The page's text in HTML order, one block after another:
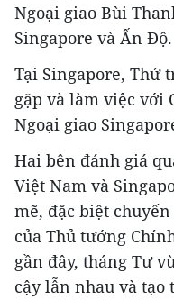
Ngoại giao Bùi
Singapore và Ấn Độ.
Tại Singapore, Thứ
gặp và làm việc với
Ngoại giao
Hai bên đánh giá
Việt Nam và
mẽ, đặc biệt
của Thủ tướng
gần đây, tháng Tư
cậy lẫn nhau và